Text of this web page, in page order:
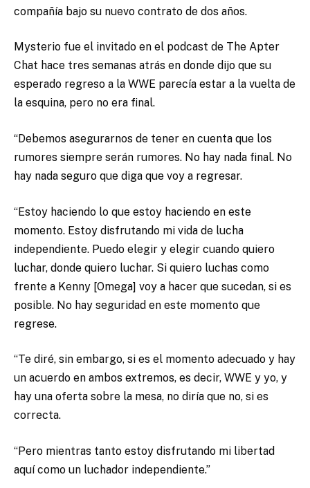
compañía bajo su nuevo contrato de dos años.
Mysterio fue el invitado en el podcast de The Apter
Chat hace tres semanas atrás en donde dijo que su
esperado regreso a la WWE parecía estar a la vuelta de
la esquina, pero no era final.
“Debemos asegurarnos de tener en cuenta que los
rumores siempre serán rumores. No hay nada final. No
hay nada seguro que diga que voy a regresar.
“Estoy haciendo lo que estoy haciendo en este
momento. Estoy disfrutando mi vida de lucha
independiente. Puedo elegir y elegir cuando quiero
luchar, donde quiero luchar. Si quiero luchas como
frente a Kenny [Omega] voy a hacer que sucedan, si es
posible. No hay seguridad en este momento que
regrese.
“Te diré, sin embargo, si es el momento adecuado y hay
un acuerdo en ambos extremos, es decir, WWE y yo, y
hay una oferta sobre la mesa, no diría que no, si es
correcta.
“Pero mientras tanto estoy disfrutando mi libertad
aquí como un luchador independiente.”